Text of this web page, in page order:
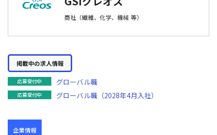
商社（繊維、化学、機械 等）
掲載中の求人情報
応募受付中 グローバル職
応募受付中 グローバル職（2028年4月入社）
企業情報